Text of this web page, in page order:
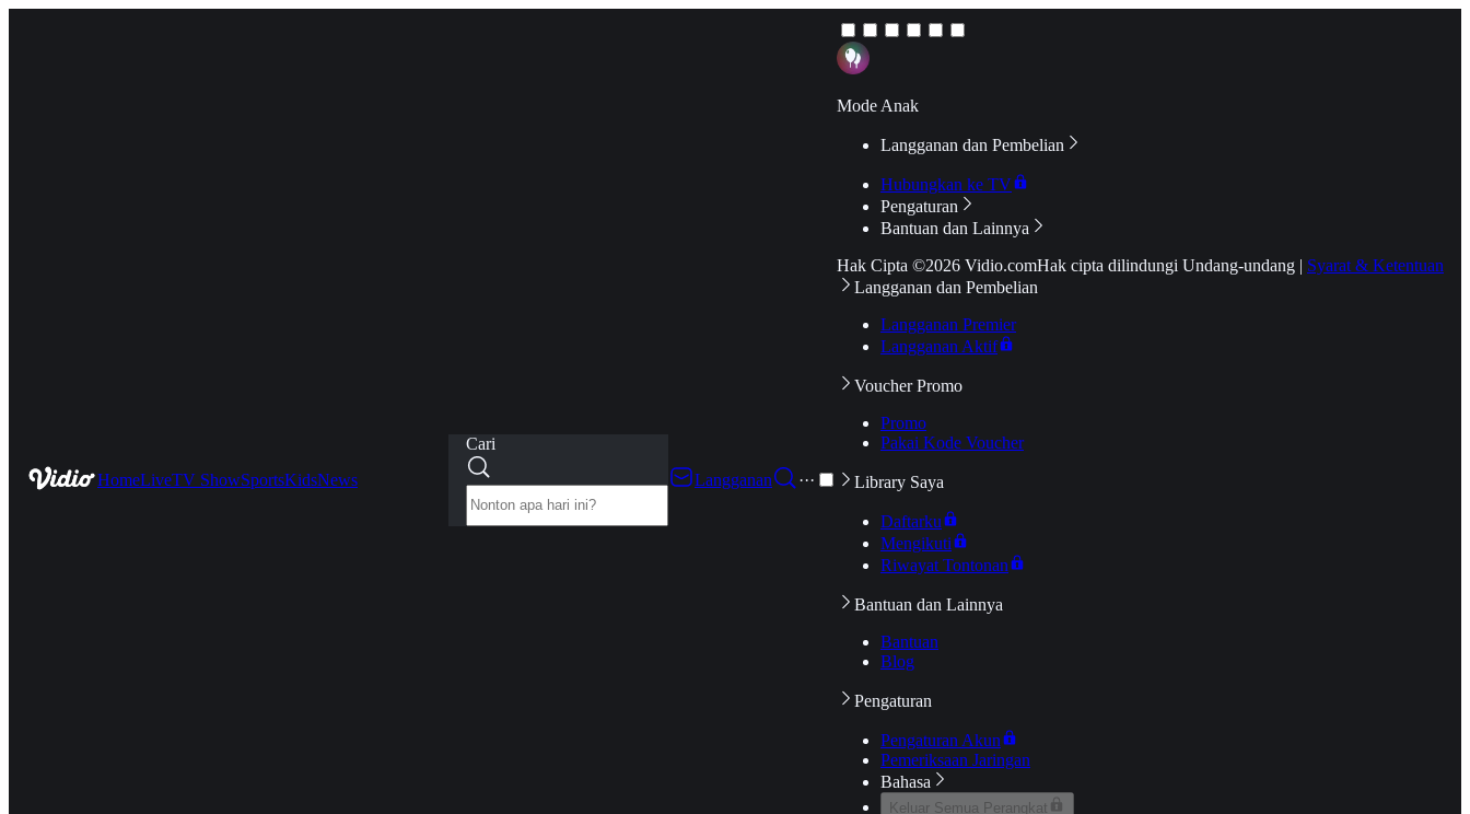
HomeLiveTV ShowSportsKidsNews
Cari
Langganan
···
Mode Anak
Langganan dan Pembelian
Hubungkan ke TV
Pengaturan
Bantuan dan Lainnya
Hak Cipta ©2026 Vidio.comHak cipta dilindungi Undang-undang | Syarat & Ketentuan
Langganan dan Pembelian
Langganan Premier
Langganan Aktif
Voucher Promo
Promo
Pakai Kode Voucher
Library Saya
Daftarku
Mengikuti
Riwayat Tontonan
Bantuan dan Lainnya
Bantuan
Blog
Pengaturan
Pengaturan Akun
Pemeriksaan Jaringan
Bahasa
Keluar Semua Perangkat